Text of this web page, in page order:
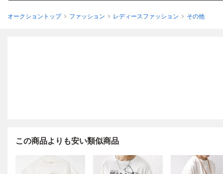
オークショントップ ファッション レディースファッション その他
この商品よりも安い類似商品